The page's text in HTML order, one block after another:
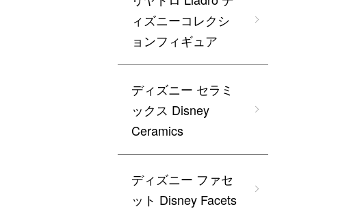
ィズニーコレクシ
ョンフィギュア
ディズニー セラミ
ックス Disney
Ceramics
ディズニー ファセ
ット Disney Facets